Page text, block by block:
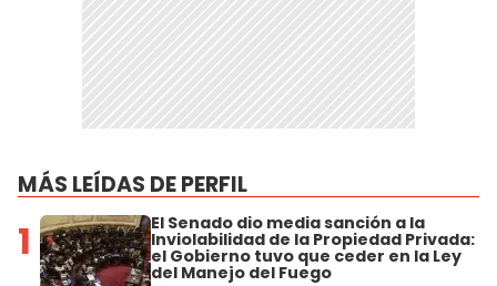
MÁS LEÍDAS DE PERFIL
1 El Senado dio media sanción a la
Inviolabilidad de la Propiedad Privada:
el Gobierno tuvo que ceder en la Ley
del Manejo del Fuego